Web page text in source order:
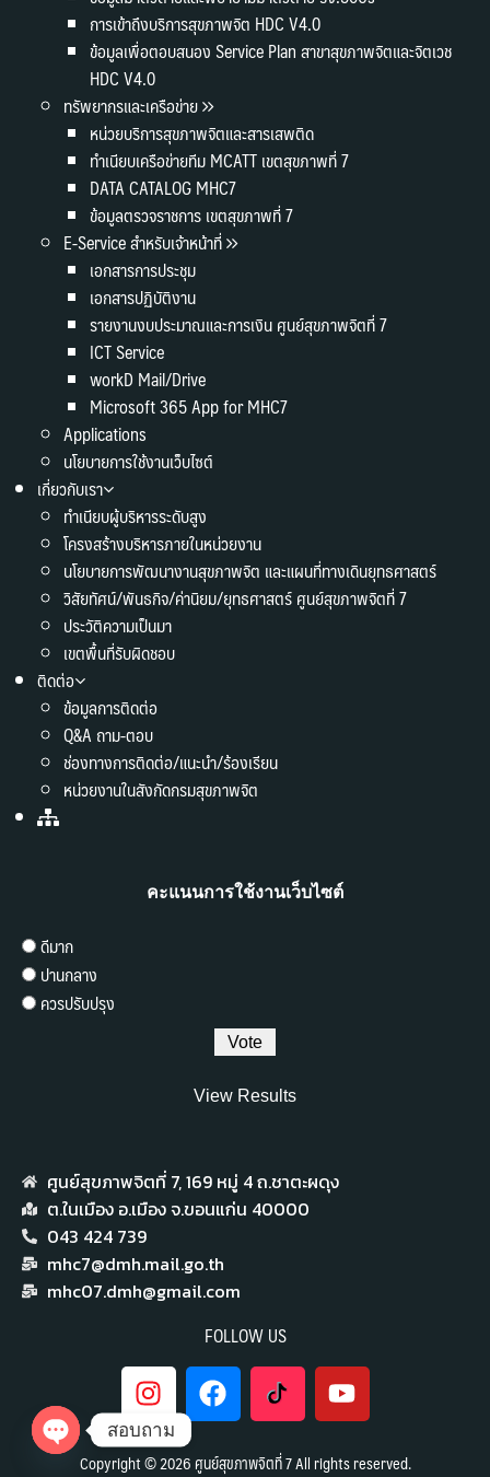
การเข้าถึงบริการสุขภาพจิต HDC V4.0
ข้อมูลเพื่อตอบสนอง Service Plan สาขาสุขภาพจิตและจิตเวช
HDC V4.0
ทรัพยากรและเครือข่าย
หน่วยบริการสุขภาพจิตและสารเสพติด
ทำเนียบเครือข่ายทีม MCATT เขตสุขภาพที่ 7
DATA CATALOG MHC7
ข้อมูลตรวจราชการ เขตสุขภาพที่ 7
E-Service สำหรับเจ้าหน้าที่
เอกสารการประชุม
เอกสารปฏิบัติงาน
รายงานงบประมาณและการเงิน ศูนย์สุขภาพจิตที่ 7
ICT Service
workD Mail/Drive
Microsoft 365 App for MHC7
Applications
นโยบายการใช้งานเว็บไซต์
เกี่ยวกับเรา
ทำเนียบผู้บริหารระดับสูง
โครงสร้างบริหารภายในหน่วยงาน
นโยบายการพัฒนางานสุขภาพจิต และแผนที่ทางเดินยุทธศาสตร์
วิสัยทัศน์/พันธกิจ/ค่านิยม/ยุทธศาสตร์ ศูนย์สุขภาพจิตที่ 7
ประวัติความเป็นมา
เขตพื้นที่รับผิดชอบ
ติดต่อ
ข้อมูลการติดต่อ
Q&A ถาม-ตอบ
ช่องทางการติดต่อ/แนะนำ/ร้องเรียน
หน่วยงานในสังกัดกรมสุขภาพจิต
คะแนนการใช้งานเว็บไซต์
ดีมาก
ปานกลาง
ควรปรับปรุง
View Results
ศูนย์สุขภาพจิตที่ 7,​ 169 หมู่ 4 ถ.ชาตะผดุง
ต.ในเมือง อ.เมือง จ.ขอนแก่น 40000
043 424 739
mhc7@dmh.mail.go.th
mhc07.dmh@gmail.com
FOLLOW US
Copyright © 2026 ศูนย์สุขภาพจิตที่ 7 All rights reserved.
สอบถาม
Open chaty